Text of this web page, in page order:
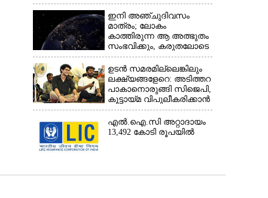
ഇനി അഞ്ചുദിവസം
മാത്രം; ലോകം
കാത്തിരുന്ന ആ അത്ഭുതം
സംഭവിക്കും, കരുതലോടെ
വിദഗ്ധർ
ഉടൻ സമരമില്ലെങ്കിലും
ലക്ഷ്യങ്ങളേറെ: അടിത്തറ
പാകാനൊരുങ്ങി സിജെപി,​
കൂട്ടായ്മ വിപുലീകരിക്കാൻ
ക്യാമ്പയിൻ
എൽ.ഐ.സി അറ്റാദായം
13,492 കോടി രൂപയിൽ